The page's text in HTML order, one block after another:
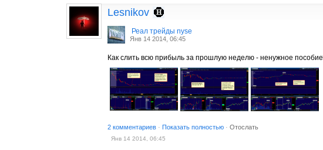
Lesnikov
Реал трейды nyse
Янв 14 2014, 06:45
Как слить всю прибыль за прошлую неделю - ненужное пособие
2 комментариев · Показать полностью · Отослать
Янв 14 2014, 06:45